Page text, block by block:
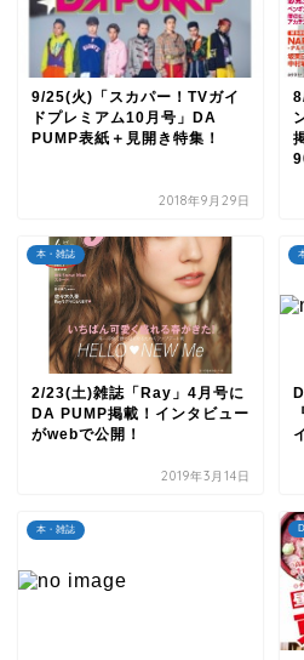
9/25(火)「スカパー！TVガイ
ドプレミアム10月号」DA
PUMP表紙＋見開き特集！
2018年9月29日
本・雑誌
2/23(土)雑誌「Ray」4月号に
DA PUMP掲載！インタビュー
がwebで公開！
2019年3月14日
本・雑誌